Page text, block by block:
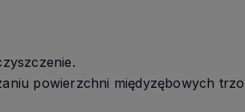
powierzchni międyzębowych